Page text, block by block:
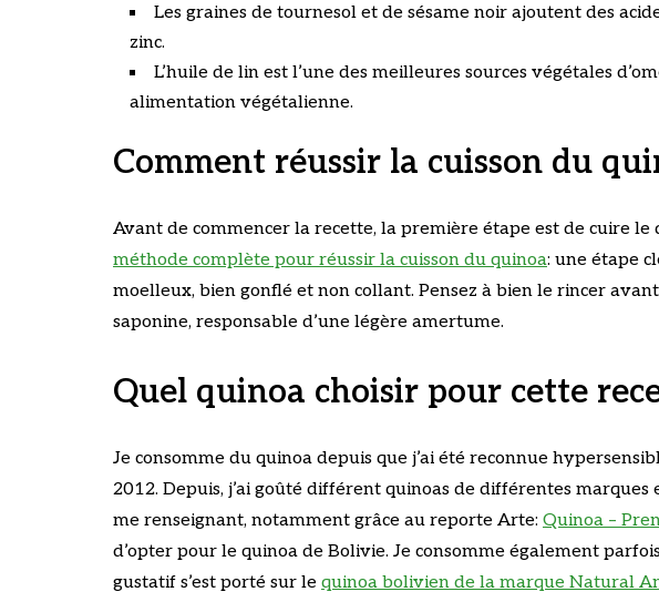
Les graines de tournesol et de sésame noir ajoutent des
zinc.
L’huile de lin est l’une des meilleures sources végétales
alimentation végétalienne.
Comment réussir la cuisson du
Avant de commencer la recette, la première étape est de cuire le
méthode complète pour réussir la cuisson du quinoa: une étape
moelleux, bien gonflé et non collant. Pensez à bien le rincer
saponine, responsable d’une légère amertume.
Quel quinoa choisir pour cette
Je consomme du quinoa depuis que j’ai été reconnue
2012. Depuis, j’ai goûté différent quinoas de différentes
me renseignant, notamment grâce au reporte Arte: Quinoa –
d’opter pour le quinoa de Bolivie. Je consomme également
gustatif s’est porté sur le quinoa bolivien de la marque Natural